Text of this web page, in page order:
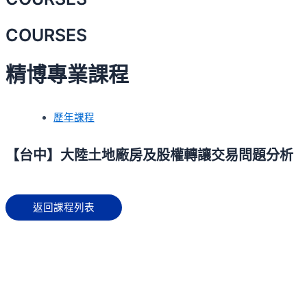
COURSES
精博專業課程
歷年課程
【台中】大陸土地廠房及股權轉讓交易問題分析
返回課程列表